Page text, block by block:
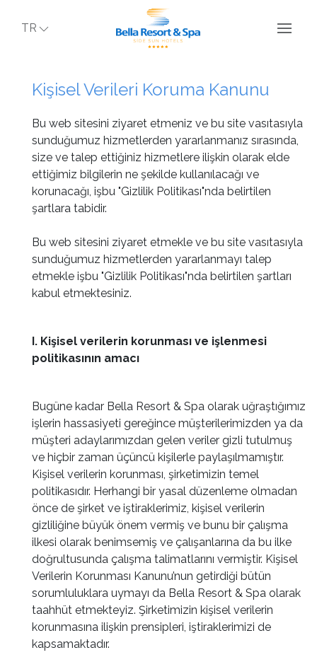
TR
Kişisel Verileri Koruma Kanunu
Bu web sitesini ziyaret etmeniz ve bu site vasıtasıyla
sunduğumuz hizmetlerden yararlanmanız sırasında,
size ve talep ettiğiniz hizmetlere ilişkin olarak elde
ettiğimiz bilgilerin ne şekilde kullanılacağı ve
korunacağı, işbu "Gizlilik Politikası"nda belirtilen
şartlara tabidir.
Bu web sitesini ziyaret etmekle ve bu site vasıtasıyla
sunduğumuz hizmetlerden yararlanmayı talep
etmekle işbu "Gizlilik Politikası"nda belirtilen şartları
kabul etmektesiniz.
I. Kişisel verilerin korunması ve işlenmesi
politikasının amacı
Bugüne kadar Bella Resort & Spa olarak uğraştığımız
işlerin hassasiyeti gereğince müşterilerimizden ya da
müşteri adaylarımızdan gelen veriler gizli tutulmuş
ve hiçbir zaman üçüncü kişilerle paylaşılmamıştır.
Kişisel verilerin korunması, şirketimizin temel
politikasıdır. Herhangi bir yasal düzenleme olmadan
önce de şirket ve iştiraklerimiz, kişisel verilerin
gizliliğine büyük önem vermiş ve bunu bir çalışma
ilkesi olarak benimsemiş ve çalışanlarına da bu ilke
doğrultusunda çalışma talimatlarını vermiştir. Kişisel
Verilerin Korunması Kanunu’nun getirdiği bütün
sorumluluklara uymayı da Bella Resort & Spa olarak
taahhüt etmekteyiz. Şirketimizin kişisel verilerin
korunmasına ilişkin prensipleri, iştiraklerimizi de
kapsamaktadır.